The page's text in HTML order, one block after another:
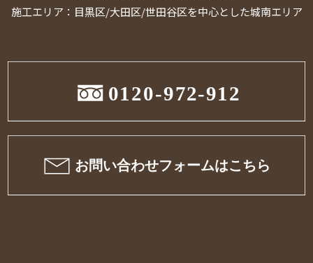
施工エリア：目黒区/大田区/世田谷区を中心とした城南エリア